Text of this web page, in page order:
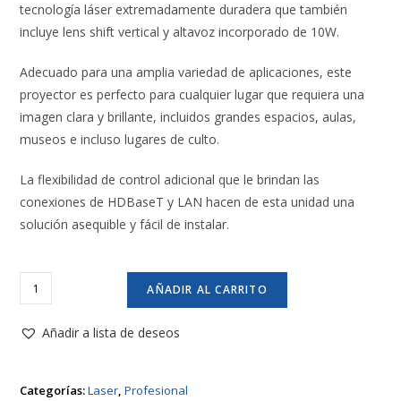
tecnología láser extremadamente duradera que también
incluye lens shift vertical y altavoz incorporado de 10W.
Adecuado para una amplia variedad de aplicaciones, este
proyector es perfecto para cualquier lugar que requiera una
imagen clara y brillante, incluidos grandes espacios, aulas,
museos e incluso lugares de culto.
La flexibilidad de control adicional que le brindan las
conexiones de HDBaseT y LAN hacen de esta unidad una
solución asequible y fácil de instalar.
Proyector
Optoma
ZU606Te
AÑADIR AL CARRITO
Añadir a lista de deseos
Categorías:Laser,Profesional